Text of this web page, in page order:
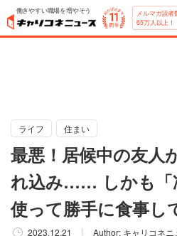
働きやすい職場を増やそう メルマガ読者
65万人以上！
ライフ 住まい
最悪！居候中の友人
れ込み…… しかも「
使って勝手に食事し
2023.12.21 Author: キャリコネ